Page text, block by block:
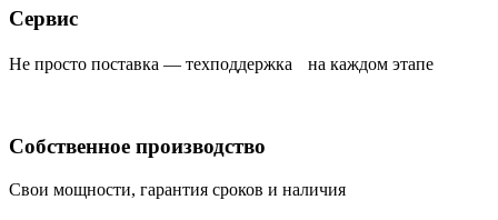
Сервис
Не просто поставка — техподдержка на каждом этапе
Собственное производство
Свои мощности, гарантия сроков и наличия